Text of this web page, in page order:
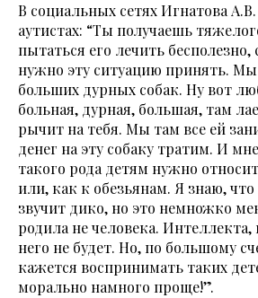
В социальных сетях Игнатова
аутистах: “Ты получаешь
пытаться его лечить бесполезно,
нужно эту ситуацию принять.
больших дурных собак. Ну вот
больная, дурная, большая, там
рычит на тебя. Мы там все ей
денег на эту собаку тратим. И
такого рода детям нужно
или, как к обезьянам. Я знаю,
звучит дико, но это немножко
родила не человека. Интеллекта,
него не будет. Но, по большому
кажется воспринимать таких
морально намного проще!”.